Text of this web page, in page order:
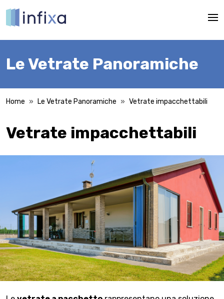
Le Vetrate Panoramiche
Home Le Vetrate Panoramiche Vetrate impacchettabili
Vetrate impacchettabili